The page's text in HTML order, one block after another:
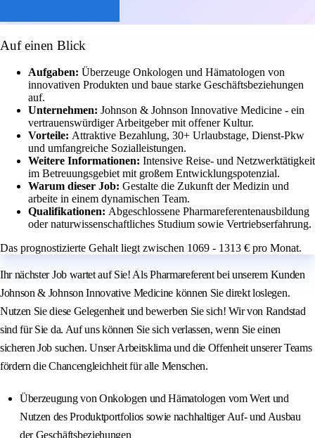
Auf einen Blick
Aufgaben: Überzeuge Onkologen und Hämatologen von
innovativen Produkten und baue starke Geschäftsbeziehungen
auf.
Unternehmen: Johnson & Johnson Innovative Medicine - ein
vertrauenswürdiger Arbeitgeber mit offener Kultur.
Vorteile: Attraktive Bezahlung, 30+ Urlaubstage, Dienst-Pkw
und umfangreiche Sozialleistungen.
Weitere Informationen: Intensive Reise- und Netzwerktätigkeit
im Betreuungsgebiet mit großem Entwicklungspotenzial.
Warum dieser Job: Gestalte die Zukunft der Medizin und
arbeite in einem dynamischen Team.
Qualifikationen: Abgeschlossene Pharmareferentenausbildung
oder naturwissenschaftliches Studium sowie Vertriebserfahrung.
Das prognostizierte Gehalt liegt zwischen 1069 - 1313 € pro Monat.
Ihr nächster Job wartet auf Sie! Als Pharmareferent bei unserem Kunden
Johnson & Johnson Innovative Medicine können Sie direkt loslegen.
Nutzen Sie diese Gelegenheit und bewerben Sie sich! Wir von Randstad
sind für Sie da. Auf uns können Sie sich verlassen, wenn Sie einen
sicheren Job suchen. Unser Arbeitsklima und die Offenheit unserer Teams
fördern die Chancengleichheit für alle Menschen.
Überzeugung von Onkologen und Hämatologen vom Wert und
Nutzen des Produktportfolios sowie nachhaltiger Auf- und Ausbau
der Geschäftsbeziehungen